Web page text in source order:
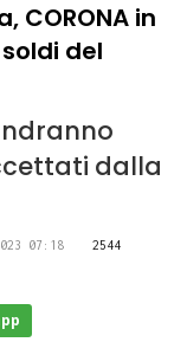
CORONA in
soldi del
dalla
07:18
2544